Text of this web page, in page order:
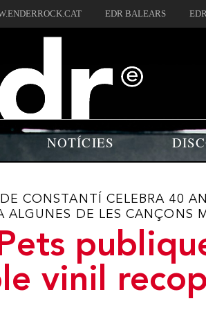
EDR BALEARS
NOTÍCIES
DE CONSTANTÍ CELEBRA 40
ALGUNES DE LES CANÇONS
vinil